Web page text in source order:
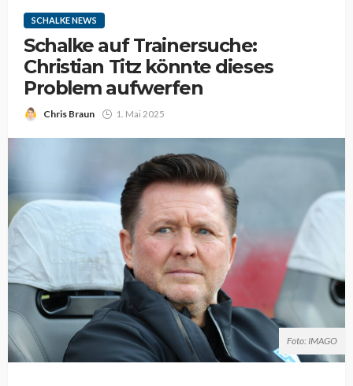
SCHALKE NEWS
Schalke auf Trainersuche:
Christian Titz könnte dieses
Problem aufwerfen
Chris Braun 1. Mai 2025
Foto: IMAGO